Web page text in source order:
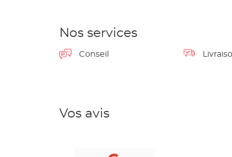
Nos services
Conseil
Vos avis